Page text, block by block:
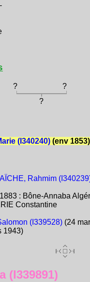
?
?
?
(I340240)(env 1853)
Rahmim
: Bône-Annaba
Constantine
(I339528)(24
1943)
(I339891)